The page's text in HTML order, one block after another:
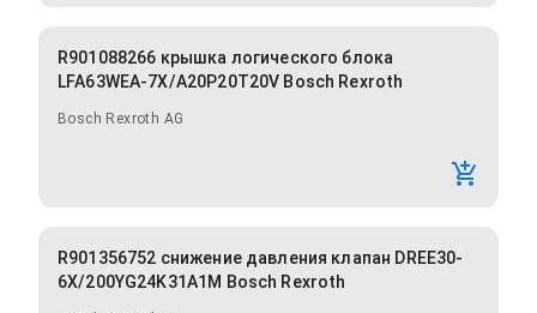
R901088266 крышка логического блока
LFA63WEA-7X/A20P20T20V Bosch Rexroth
Bosch Rexroth AG
R901356752 снижение давления клапан DREE30-
6X/200YG24K31A1M Bosch Rexroth